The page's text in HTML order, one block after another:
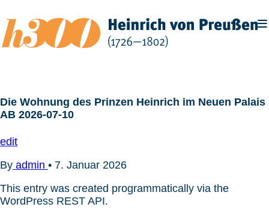
Inhalt
springen
Die Wohnung des Prinzen Heinrich im Neuen Palais
AB 2026-07-10
edit
By admin • 7. Januar 2026
This entry was created programmatically via the
WordPress REST API.